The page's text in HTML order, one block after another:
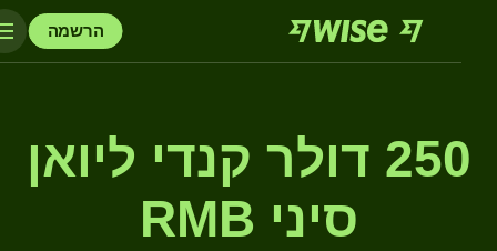
הרשמה
250 דולר קנדי ליואן
סיני RMB